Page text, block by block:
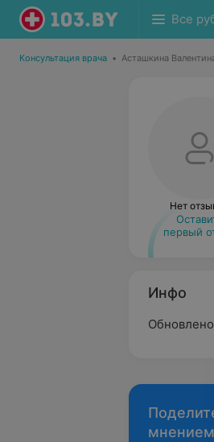
Все
Консультация врача • Асташкина
Нет
первый
Инфо
мнением